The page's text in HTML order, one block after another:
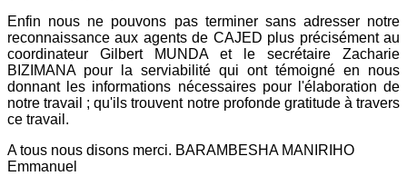
Enfin nous ne pouvons pas terminer sans adresser notre
reconnaissance aux agents de CAJED plus précisément au
coordinateur Gilbert MUNDA et le secrétaire Zacharie
BIZIMANA pour la serviabilité qui ont témoigné en nous
donnant les informations nécessaires pour l'élaboration de
notre travail ; qu'ils trouvent notre profonde gratitude à travers
ce travail.
A tous nous disons merci. BARAMBESHA MANIRIHO
Emmanuel